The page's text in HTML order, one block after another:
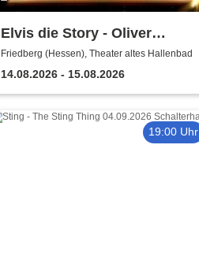
Elvis die Story - Oliver
Steinhoff + Band
Friedberg (Hessen), Theater altes Hallenbad
14.08.2026 - 15.08.2026
19:00 Uhr